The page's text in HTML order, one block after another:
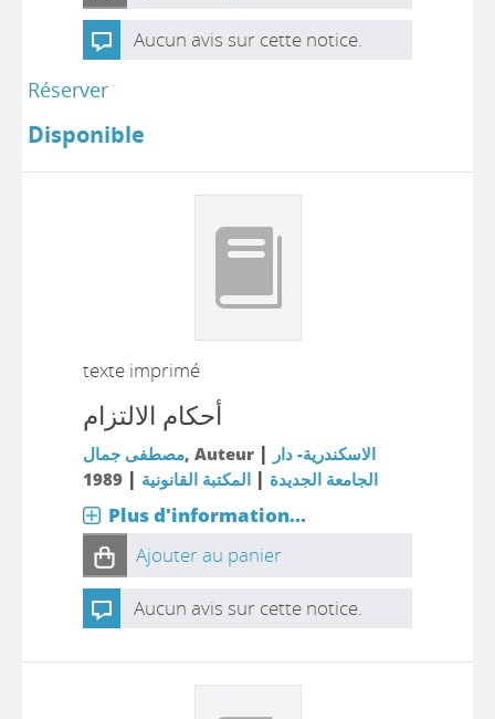
Aucun avis sur cette notice.
Réserver
Disponible
texte imprimé
أحكام الالتزام
مصطفى جمال, Auteur | الاسكندرية- دار
الجامعة الجديدة |المكتبة القانونية |
1989
Plus d'information...
Ajouter au panier
Aucun avis sur cette notice.